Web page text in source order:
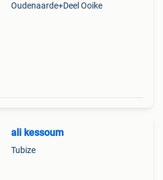
Oudenaarde+Deel Ooike
ali kessoum
Tubize